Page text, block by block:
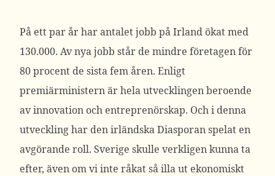
På ett par år har antalet jobb på Irland ökat med
130.000. Av nya jobb står de mindre företagen för
80 procent de sista fem åren. Enligt
premiärministern är hela utvecklingen beroende
av innovation och entreprenörskap. Och i denna
utveckling har den irländska Diasporan spelat en
avgörande roll. Sverige skulle verkligen kunna ta
efter, även om vi inte råkat så illa ut ekonomiskt